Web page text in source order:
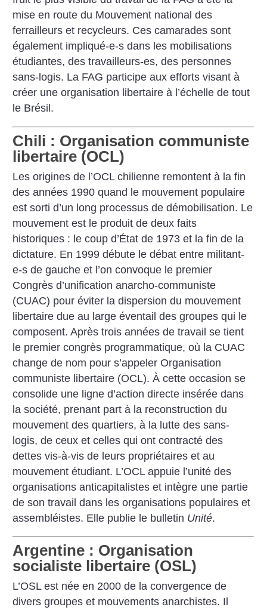
mise en route du Mouvement national des
ferrailleurs et recycleurs. Ces camarades sont
également impliqué-e-s dans les mobilisations
étudiantes, des travailleurs-es, des personnes
sans-logis. La FAG participe aux efforts visant à
créer une organisation libertaire à l’échelle de tout
le Brésil.
Chili : Organisation communiste
libertaire (OCL)
Les origines de l’OCL chilienne remontent à la fin
des années 1990 quand le mouvement populaire
est sorti d’un long processus de démobilisation. Le
mouvement est le produit de deux faits
historiques : le coup d’État de 1973 et la fin de la
dictature. En 1999 débute le débat entre militant-
e-s de gauche et l’on convoque le premier
Congrès d’unification anarcho-communiste
(CUAC) pour éviter la dispersion du mouvement
libertaire due au large éventail des groupes qui le
composent. Après trois années de travail se tient
le premier congrès programmatique, où la CUAC
change de nom pour s’appeler Organisation
communiste libertaire (OCL). À cette occasion se
consolide une ligne d’action directe insérée dans
la société, prenant part à la reconstruction du
mouvement des quartiers, à la lutte des sans-
logis, de ceux et celles qui ont contracté des
dettes vis-à-vis de leurs propriétaires et au
mouvement étudiant. L’OCL appuie l’unité des
organisations anticapitalistes et intègre une partie
de son travail dans les organisations populaires et
assembléistes. Elle publie le bulletin Unité.
Argentine : Organisation
socialiste libertaire (OSL)
L’OSL est née en 2000 de la convergence de
divers groupes et mouvements anarchistes. Il